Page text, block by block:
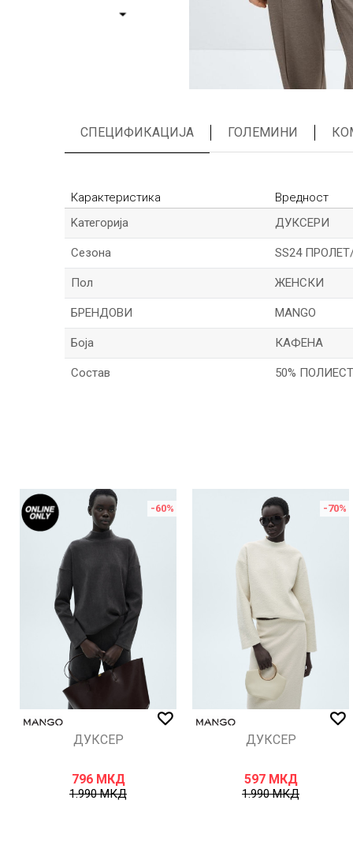
СПЕЦИФИКАЦИЈА ГОЛЕМИНИ
Карактеристика
Вредност
Kатегорија
ДУКСЕРИ
Сезона SS24
Пол ЖЕНСКИ
БРЕНДОВИ MANGO
Боја КАФЕНА
Состав 50%
Порака
ИСПРАТИ
-60%
ДУКСЕР
796 МКД
1.990МКД
-70%
ДУКСЕР
597 МКД
1.990МКД